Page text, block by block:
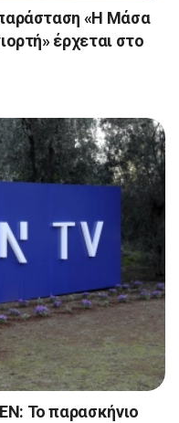
«Η Μάσα
έρχεται στο
Το παρασκήνιο